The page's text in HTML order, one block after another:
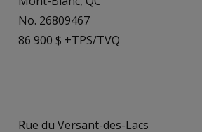
No. 26809467
86 900 $ +TPS/TVQ
Rue du Versant-des-Lacs